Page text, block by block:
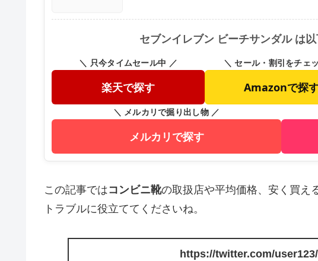
セブンイレブン ビーチサンダル は
＼ 只今タイムセール中 ／
楽天で探す
＼ セール・割引をチェ
Amazonで探
＼ メルカリで掘り出し物 ／
メルカリで探す
この記事ではコンビニ靴の取扱店や平均価格、安く買え
トラブルに役立ててくださいね。
https://twitter.com/